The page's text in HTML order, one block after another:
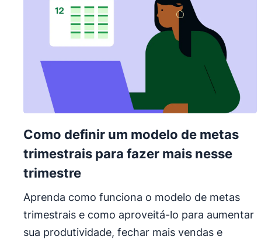
Como definir um modelo de metas
trimestrais para fazer mais nesse
trimestre
Aprenda como funciona o modelo de metas
trimestrais e como aproveitá-lo para aumentar
sua produtividade, fechar mais vendas e